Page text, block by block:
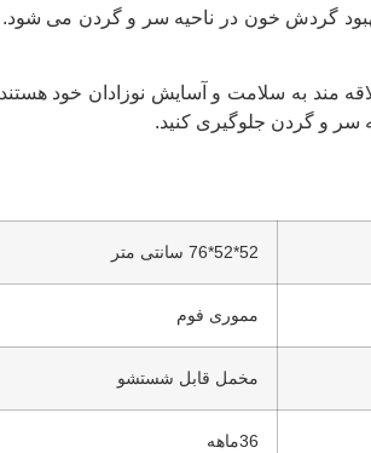
گردش خون در ناحیه سر و گردن می شود.
مند به سلامت و آسایش نوزادان خود
سر و گردن جلوگیری کنید.
52*52*76 سانتی متر
مموری فوم
مخمل قابل شستشو
36ماهه